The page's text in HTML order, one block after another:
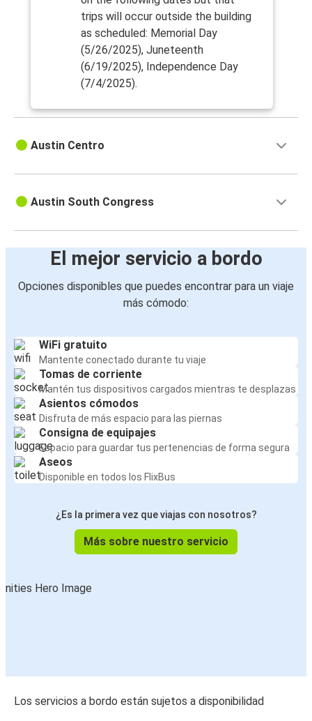
trips will occur outside the building
as scheduled: Memorial Day
(5/26/2025), Juneteenth
(6/19/2025), Independence Day
(7/4/2025).
Austin Centro
Austin South Congress
El mejor servicio a bordo
Opciones disponibles que puedes encontrar para un viaje
más cómodo:
WiFi gratuito
Mantente conectado durante tu viaje
Tomas de corriente
Mantén tus dispositivos cargados mientras te desplazas
Asientos cómodos
Disfruta de más espacio para las piernas
Consigna de equipajes
Espacio para guardar tus pertenencias de forma segura
Aseos
Disponible en todos los FlixBus
¿Es la primera vez que viajas con nosotros?
Más sobre nuestro servicio
Los servicios a bordo están sujetos a disponibilidad